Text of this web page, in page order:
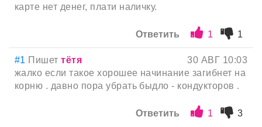
карте нет денег, плати наличку.
Ответить 1 1
#1 Пишеттётя
30 АВГ 10:03
жалко если такое хорошее начинание загибнет на
корню . давно пора убрать быдло - кондукторов .
Ответить 1
3